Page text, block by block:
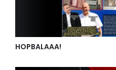
HOPBALAAA!